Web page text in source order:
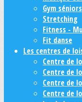
Gym séniors
Stretching
Fitness -
Fit danse
Les centres de
Centre de
Centre de
Centre de
Centre de